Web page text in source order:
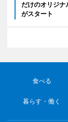
だけのオリジナ
がスタート
食べる
暮らす・働く